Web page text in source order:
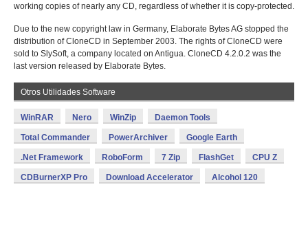
working copies of nearly any CD, regardless of whether it is copy-protected.
Due to the new copyright law in Germany, Elaborate Bytes AG stopped the
distribution of CloneCD in September 2003. The rights of CloneCD were
sold to SlySoft, a company located on Antigua. CloneCD 4.2.0.2 was the
last version released by Elaborate Bytes.
Otros Utilidades Software
WinRAR Nero WinZip Daemon Tools
Total Commander PowerArchiver Google Earth
.Net Framework RoboForm 7 Zip FlashGet CPU Z
CDBurnerXP Pro Download Accelerator Alcohol 120